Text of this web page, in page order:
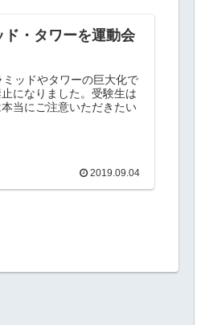
・タワーを運動会
ッドやタワーの巨大化で
になりました。受験生は
当にご注意いただきたい
2019.09.04